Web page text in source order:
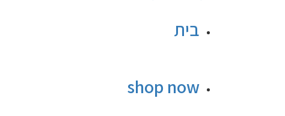
בית
shop now